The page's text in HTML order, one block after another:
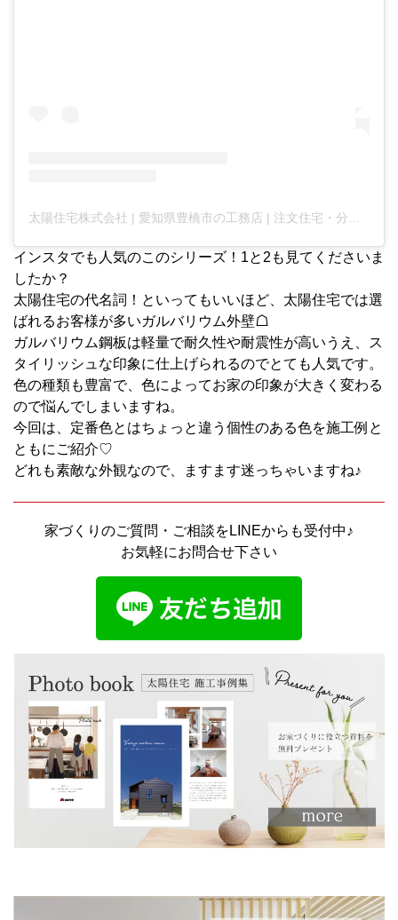
インスタでも人気のこのシリーズ！1と2も見てくださいま
したか？
太陽住宅の代名詞！といってもいいほど、太陽住宅では選
ばれるお客様が多いガルバリウム外壁☖
ガルバリウム鋼板は軽量で耐久性や耐震性が高いうえ、ス
タイリッシュな印象に仕上げられるのでとても人気です。
色の種類も豊富で、色によってお家の印象が大きく変わる
ので悩んでしまいますね。
今回は、定番色とはちょっと違う個性のある色を施工例と
ともにご紹介♡
どれも素敵な外観なので、ますます迷っちゃいますね♪
家づくりのご質問・ご相談をLINEからも受付中♪
お気軽にお問合せ下さい